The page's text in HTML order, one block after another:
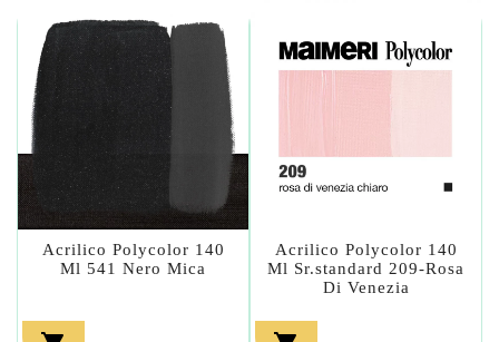
Acrilico Polycolor 140
Ml 541 Nero Mica
Acrilico Polycolor 140
Ml Sr.standard 209-Rosa
Di Venezia